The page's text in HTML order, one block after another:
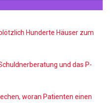
Hunderte Häuser zum
und das P-
woran Patienten einen